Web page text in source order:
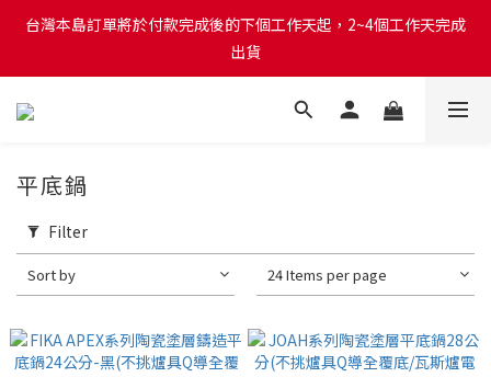
台灣本島訂單將於付款完成後的下個工作天起，2~4個工作天完成
出貨
台灣本島訂單將於付款完成後的下個工作天起，2~4個工作天完成
出貨
台灣本島消費滿$999免運費
台灣本島訂單將於付款完成後的下個工作天起，2~4個工作天完成
平底鍋
Filter
Sort by 24 Items per page